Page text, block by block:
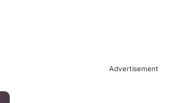
Advertisement